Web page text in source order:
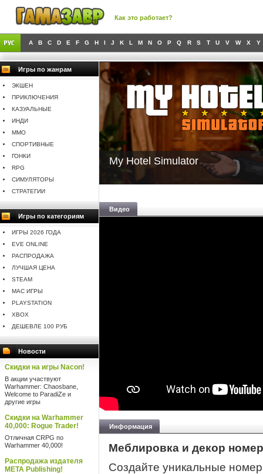
Как это работает?
A B C D E F G H I J K L M N O P Q R S T U V W X Y
Игры по жанрам
ЭКШЕН
ПРИКЛЮЧЕНИЯ
КАЗУАЛЬНЫЕ
ИНДИ
MMO
СПОРТИВНЫЕ
ГОНКИ
RPG
СИМУЛЯТОРЫ
СТРАТЕГИИ
Игры по категориям
ИГРЫ 2026 ГОДА
EVE ONLINE
РАСПРОДАЖА
ЛУЧШАЯ ЦЕНА
STEAM
MAC ИГРЫ
PLAYSTATION
XBOX
ДЕШЕВЛЕ 100 РУБ
Новости
Скидки на игры Nacon!
В акции участвуют
Warhammer: Chaosbane,
Welcome to ParadiZe и
другие игры
Скидки на Warhammer
40,000: Rogue Trader!
Отличная CRPG по
Warhammer 40,000!
Распродажа издателя
META Publishing!
My Hotel Simulator
Видео
Информация
Меблировка и декор
Создайте уникальные